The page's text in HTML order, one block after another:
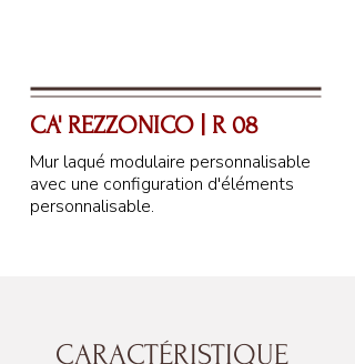
CA' REZZONICO | R 08
Mur laqué modulaire personnalisable
avec une configuration d'éléments
personnalisable.
CARACTÉRISTIQUE